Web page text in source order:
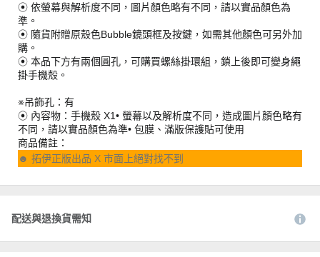
⦿ 依螢幕與解析度不同，圖片顏色略有不同，請以實品顏色為
準。
⦿ 隨貨附贈原殼色Bubble鏡頭框及按鍵，如需其他顏色可另外加
購。
⦿ 本品下方有兩個圓孔，可購買螺絲掛環組，鎖上後即可變身繩
掛手機殼。
※吊飾孔：有
⦿ 內容物：手機殼 X1• 螢幕以及解析度不同，造成圖片顏色略有
不同，請以實品顏色為準• 包膜、滿版保護貼可使用
商品備註：
☻ 拓伊正版出品 X 市面上絕對找不到
配送與退換貨需知